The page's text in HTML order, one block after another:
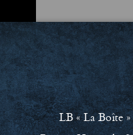
LB « La Boîte »